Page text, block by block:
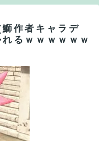
鰤作者キャラデ
るｗｗｗｗｗｗ